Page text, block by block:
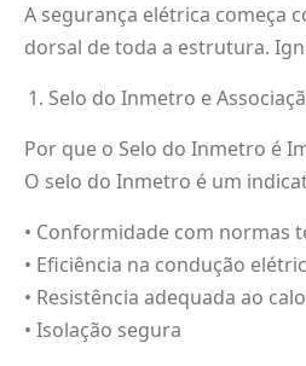
A segurança elétrica começa
dorsal de toda a estrutura.
Selo do Inmetro e
Por que o Selo do Inmetro é
O selo do Inmetro é um
• Conformidade com normas
• Eficiência na condução
• Resistência adequada ao
• Isolação segura